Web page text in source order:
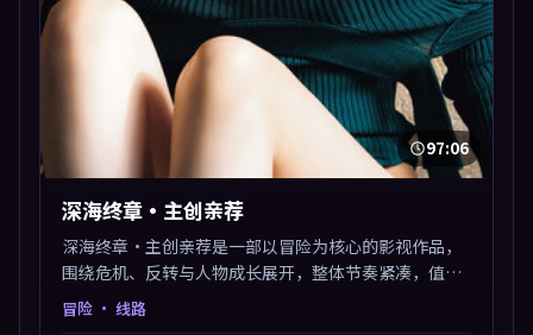
97:06
深海终章·主创亲荐
深海终章·主创亲荐是一部以冒险为核心的影视作品，
围绕危机、反转与人物成长展开，整体节奏紧凑，值得
推荐观看。
冒险 · 线路